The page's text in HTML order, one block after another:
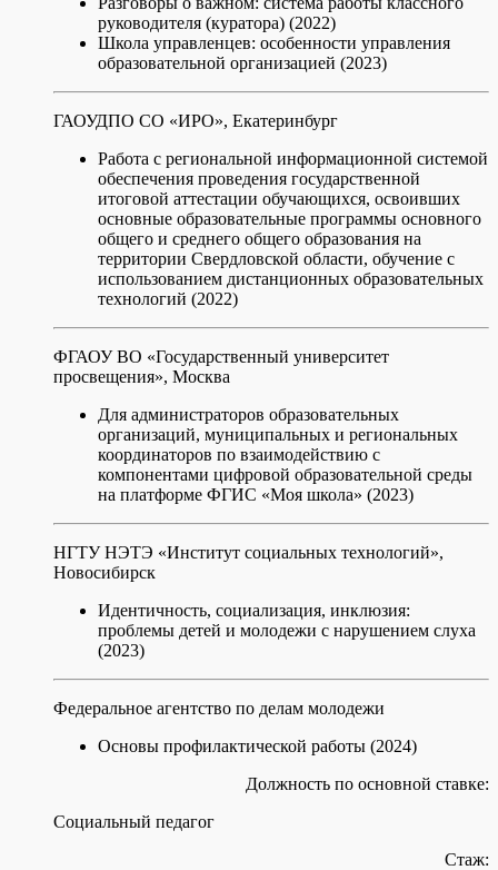
руководителя (куратора) (2022)
Школа управленцев: особенности управления
образовательной организацией (2023)
ГАОУДПО СО «ИРО», Екатеринбург
Работа с региональной информационной системой
обеспечения проведения государственной
итоговой аттестации обучающихся, освоивших
основные образовательные программы основного
общего и среднего общего образования на
территории Свердловской области, обучение с
использованием дистанционных образовательных
технологий (2022)
ФГАОУ ВО «Государственный университет
просвещения», Москва
Для администраторов образовательных
организаций, муниципальных и региональных
координаторов по взаимодействию с
компонентами цифровой образовательной среды
на платформе ФГИС «Моя школа» (2023)
НГТУ НЭТЭ «Институт социальных технологий»,
Новосибирск
Идентичность, социализация, инклюзия:
проблемы детей и молодежи с нарушением слуха
(2023)
Федеральное агентство по делам молодежи
Основы профилактической работы (2024)
Должность по основной ставке:
Социальный педагог
Стаж: